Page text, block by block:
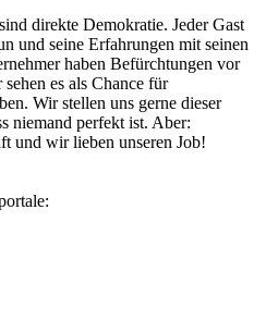
direkte Demokratie. Jeder Gast
und seine Erfahrungen mit seinen
haben Befürchtungen vor
es als Chance für
Wir stellen uns gerne dieser
niemand perfekt ist. Aber:
und wir lieben unseren Job!